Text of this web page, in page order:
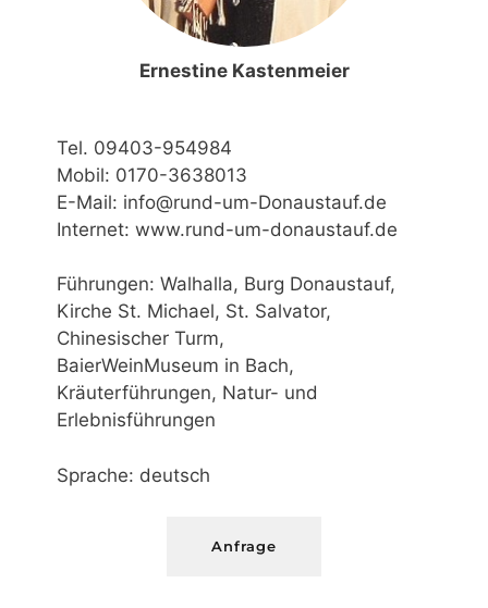
Ernestine Kastenmeier
Tel. 09403-954984
Mobil: 0170-3638013
E-Mail: info@rund-um-Donaustauf.de
Internet: www.rund-um-donaustauf.de
Führungen: Walhalla, Burg Donaustauf,
Kirche St. Michael, St. Salvator,
Chinesischer Turm,
BaierWeinMuseum in Bach,
Kräuterführungen, Natur- und
Erlebnisführungen
Sprache: deutsch
Anfrage